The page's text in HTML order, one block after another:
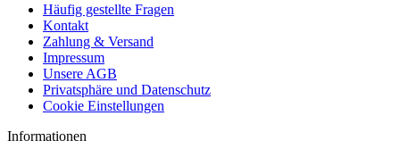
Häufig gestellte Fragen
Kontakt
Zahlung & Versand
Impressum
Unsere AGB
Privatsphäre und Datenschutz
Cookie Einstellungen
Informationen